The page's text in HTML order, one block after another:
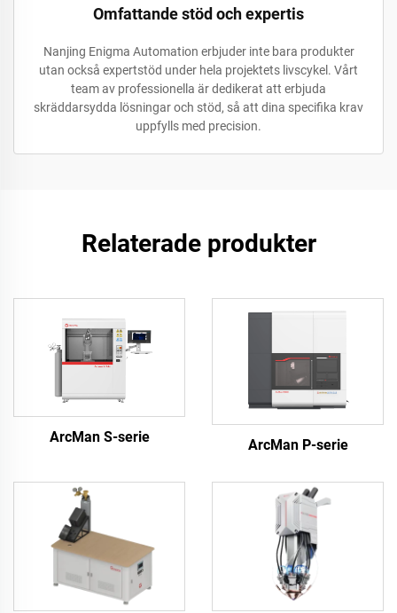
Omfattande stöd och expertis
Nanjing Enigma Automation erbjuder inte bara produkter
utan också expertstöd under hela projektets livscykel. Vårt
team av professionella är dedikerat att erbjuda
skräddarsydda lösningar och stöd, så att dina specifika krav
uppfylls med precision.
Relaterade produkter
ArcMan S-serie ArcMan P-serie